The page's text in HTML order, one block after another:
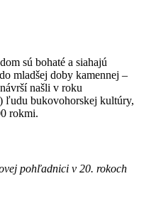
sú bohaté a siahajú
mladšej doby kamennej –
našli v roku
ľudu bukovohorskej kultúry,
rokmi.
pohľadnici v 20. rokoch